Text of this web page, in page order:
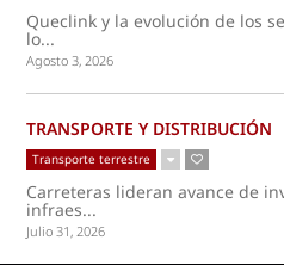
Queclink y la evolución de los
lo...
Agosto 3, 2026
TRANSPORTE Y DISTRIBUCIÓN
Transporte terrestre
Carreteras lideran avance de
infraes...
Julio 31, 2026